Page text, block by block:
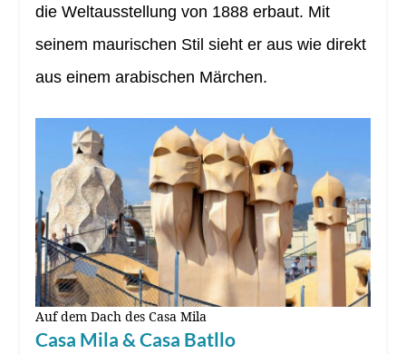
die Weltausstellung von 1888 erbaut. Mit
seinem maurischen Stil sieht er aus wie direkt
aus einem arabischen Märchen.
Auf dem Dach des Casa Mila
Casa Mila & Casa Batllo